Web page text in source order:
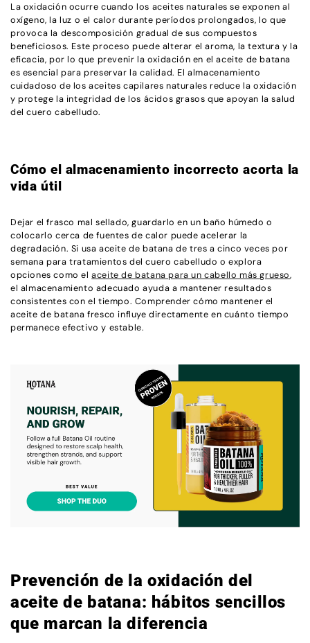
La oxidación ocurre cuando los aceites naturales se exponen al
oxígeno, la luz o el calor durante períodos prolongados, lo que
provoca la descomposición gradual de sus compuestos
beneficiosos. Este proceso puede alterar el aroma, la textura y la
eficacia, por lo que prevenir la oxidación en el aceite de batana
es esencial para preservar la calidad. El almacenamiento
cuidadoso de los aceites capilares naturales reduce la oxidación
y protege la integridad de los ácidos grasos que apoyan la salud
del cuero cabelludo.
Cómo el almacenamiento incorrecto acorta la
vida útil
Dejar el frasco mal sellado, guardarlo en un baño húmedo o
colocarlo cerca de fuentes de calor puede acelerar la
degradación. Si usa aceite de batana de tres a cinco veces por
semana para tratamientos del cuero cabelludo o explora
opciones como elaceite de batana para un cabello más grueso,
el almacenamiento adecuado ayuda a mantener resultados
consistentes con el tiempo. Comprender cómo mantener el
aceite de batana fresco influye directamente en cuánto tiempo
permanece efectivo y estable.
Prevención de la oxidación del
aceite de batana: hábitos sencillos
que marcan la diferencia